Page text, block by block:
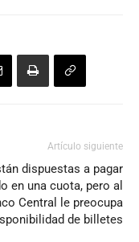
Artículo siguiente
dispuestas a pagar
en una cuota, pero al
Central le preocupa
de billetes